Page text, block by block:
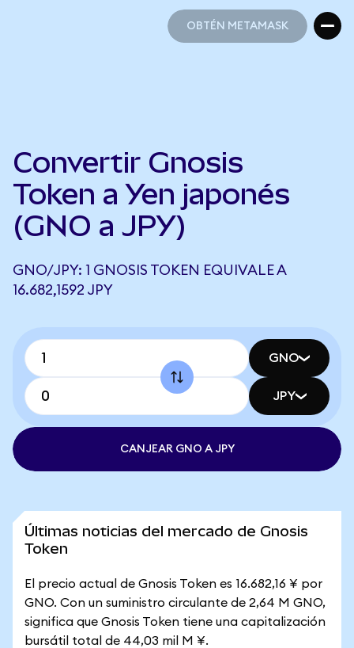
OBTÉN METAMASK
Convertir Gnosis
Token a Yen japonés
(GNO a JPY)
GNO/JPY: 1 GNOSIS TOKEN EQUIVALE A
16.682,1592 JPY
GNO
JPY
CANJEAR GNO A JPY
Últimas noticias del mercado de Gnosis
Token
El precio actual de Gnosis Token es 16.682,16 ¥ por
GNO. Con un suministro circulante de 2,64 M GNO,
significa que Gnosis Token tiene una capitalización
bursátil total de 44,03 mil M ¥.